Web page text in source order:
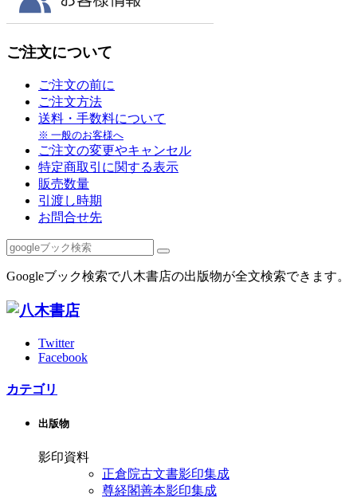
ご注文について
ご注文の前に
ご注文方法
送料・手数料について
※ 一般のお客様へ
ご注文の変更やキャンセル
特定商取引に関する表示
販売数量
引渡し時期
お問合せ先
Googleブック検索で八木書店の出版物が全文検索できます。
Twitter
Facebook
カテゴリ
出版物
影印資料
正倉院古文書影印集成
尊経閣善本影印集成